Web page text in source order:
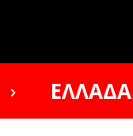
ΕΛΛΑΔΑ